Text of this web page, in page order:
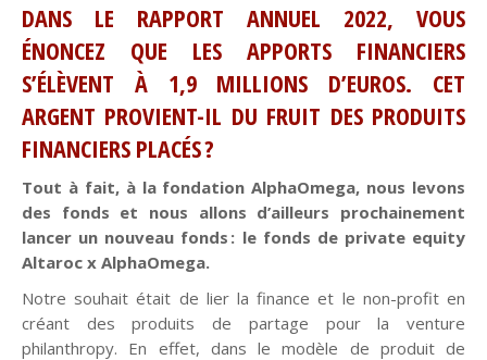
DANS LE RAPPORT ANNUEL 2022, VOUS
ÉNONCEZ QUE LES APPORTS FINANCIERS
S’ÉLÈVENT À 1,9 MILLIONS D’EUROS. CET
ARGENT PROVIENT-IL DU FRUIT DES PRODUITS
FINANCIERS PLACÉS ?
Tout à fait, à la fondation AlphaOmega, nous levons
des fonds et nous allons d’ailleurs prochainement
lancer un nouveau fonds : le fonds de private equity
Altaroc x AlphaOmega.
Notre souhait était de lier la finance et le non-profit en
créant des produits de partage pour la venture
philanthropy. En effet, dans le modèle de produit de